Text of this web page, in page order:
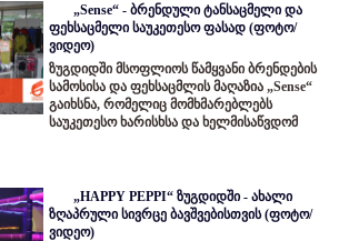
„Sense“ - ბრენდული ტანსაცმელი და
ფეხსაცმელი საუკეთესო ფასად (ფოტო/
ვიდეო)
ზუგდიდში მსოფლიოს წამყვანი ბრენდების
სამოსისა და ფეხსაცმლის მაღაზია „Sense“
გაიხსნა, რომელიც მომხმარებლებს
საუკეთესო ხარისხსა და ხელმისაწვდომ
„HAPPY PEPPI“ ზუგდიდში - ახალი
ზღაპრული სივრცე ბავშვებისთვის (ფოტო/
ვიდეო)